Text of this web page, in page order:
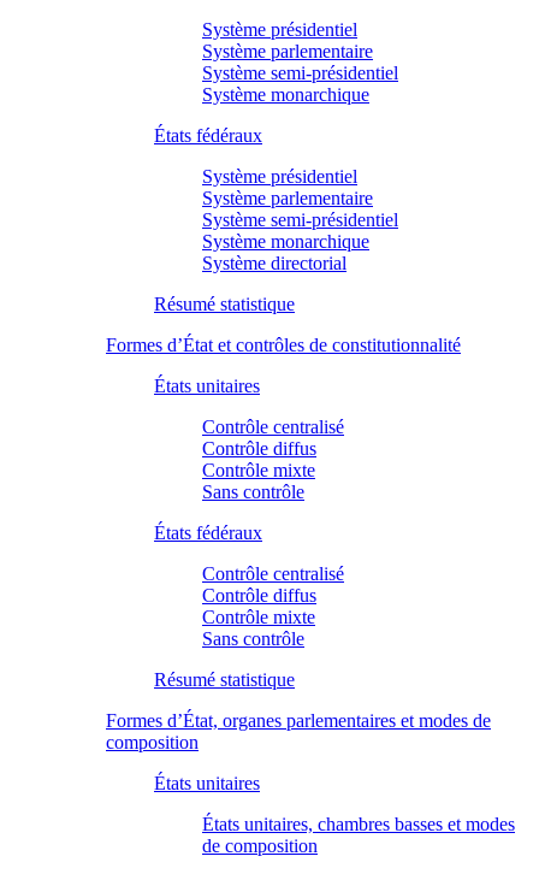
Système présidentiel
Système parlementaire
Système semi-présidentiel
Système monarchique
États fédéraux
Système présidentiel
Système parlementaire
Système semi-présidentiel
Système monarchique
Système directorial
Résumé statistique
Formes d’État et contrôles de constitutionnalité
États unitaires
Contrôle centralisé
Contrôle diffus
Contrôle mixte
Sans contrôle
États fédéraux
Contrôle centralisé
Contrôle diffus
Contrôle mixte
Sans contrôle
Résumé statistique
Formes d’État, organes parlementaires et modes de
composition
États unitaires
États unitaires, chambres basses et modes
de composition